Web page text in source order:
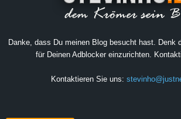
Danke, dass Du meinen Blog besucht hast. Denk
für Deinen Adblocker einzurichten.
Kontaktieren Sie uns: